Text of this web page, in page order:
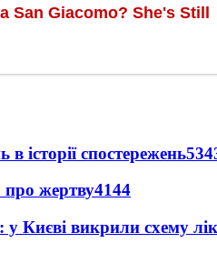
історії спостережень
про жертву4144
у Києві викрили схему